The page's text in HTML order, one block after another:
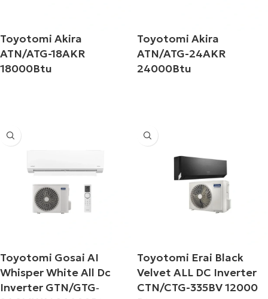
Toyotomi Akira
ATN/ATG-18AKR
18000Btu
Toyotomi Akira
ATN/ATG-24AKR
24000Btu
Toyotomi Gosai AI
Whisper White All Dc
Inverter GTN/GTG‐
Toyotomi Erai Black
Velvet ALL DC Inverter
CTN/CTG-335BV 12000